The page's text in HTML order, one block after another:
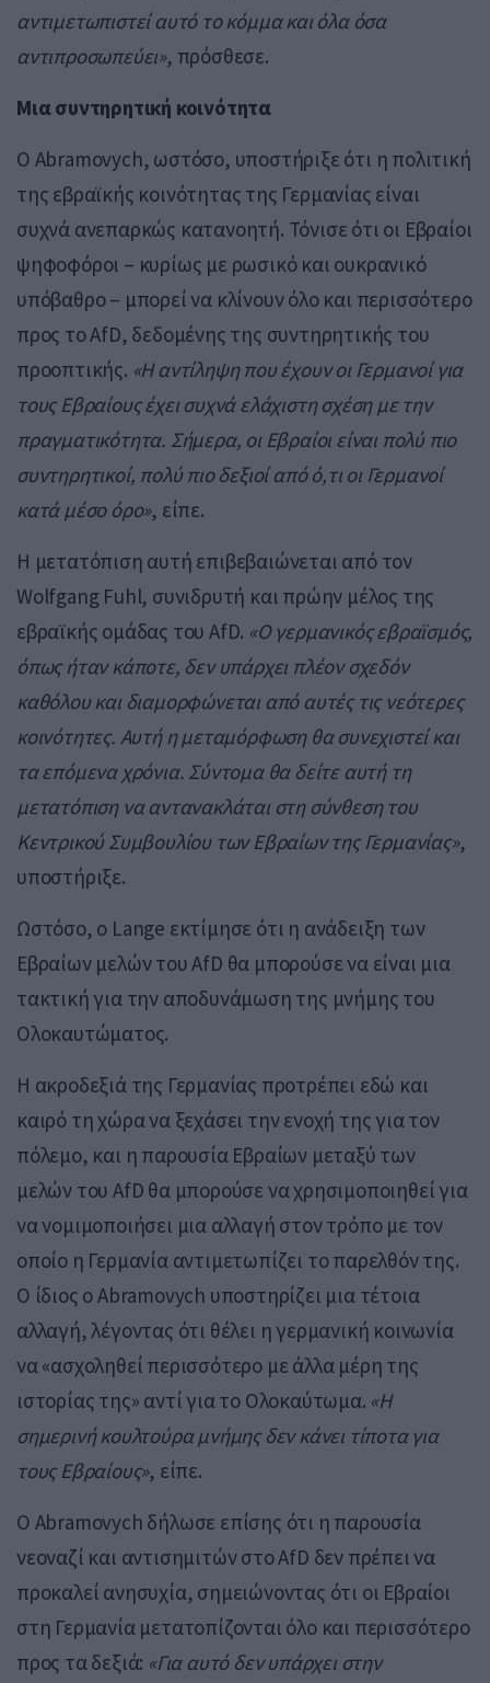
αντιμετωπιστεί αυτό το κόμμα και όλα όσα
αντιπροσωπεύει», πρόσθεσε.
Μια συντηρητική κοινότητα
Ο Abramovych, ωστόσο, υποστήριξε ότι η πολιτική
της εβραϊκής κοινότητας της Γερμανίας είναι
συχνά ανεπαρκώς κατανοητή. Τόνισε ότι οι Εβραίοι
ψηφοφόροι – κυρίως με ρωσικό και ουκρανικό
υπόβαθρο – μπορεί να κλίνουν όλο και περισσότερο
προς το AfD, δεδομένης της συντηρητικής του
προοπτικής. «Η αντίληψη που έχουν οι Γερμανοί για
τους Εβραίους έχει συχνά ελάχιστη σχέση με την
πραγματικότητα. Σήμερα, οι Εβραίοι είναι πολύ πιο
συντηρητικοί, πολύ πιο δεξιοί από ό,τι οι Γερμανοί
κατά μέσο όρο», είπε.
Η μετατόπιση αυτή επιβεβαιώνεται από τον
Wolfgang Fuhl, συνιδρυτή και πρώην μέλος της
εβραϊκής ομάδας του AfD. «Ο γερμανικός εβραϊσμός,
όπως ήταν κάποτε, δεν υπάρχει πλέον σχεδόν
καθόλου και διαμορφώνεται από αυτές τις νεότερες
κοινότητες. Αυτή η μεταμόρφωση θα συνεχιστεί και
τα επόμενα χρόνια. Σύντομα θα δείτε αυτή τη
μετατόπιση να αντανακλάται στη σύνθεση του
Κεντρικού Συμβουλίου των Εβραίων της Γερμανίας»,
υποστήριξε.
Ωστόσο, ο Lange εκτίμησε ότι η ανάδειξη των
Εβραίων μελών του AfD θα μπορούσε να είναι μια
τακτική για την αποδυνάμωση της μνήμης του
Ολοκαυτώματος.
Η ακροδεξιά της Γερμανίας προτρέπει εδώ και
καιρό τη χώρα να ξεχάσει την ενοχή της για τον
πόλεμο, και η παρουσία Εβραίων μεταξύ των
μελών του AfD θα μπορούσε να χρησιμοποιηθεί για
να νομιμοποιήσει μια αλλαγή στον τρόπο με τον
οποίο η Γερμανία αντιμετωπίζει το παρελθόν της.
Ο ίδιος ο Abramovych υποστηρίζει μια τέτοια
αλλαγή, λέγοντας ότι θέλει η γερμανική κοινωνία
να «ασχοληθεί περισσότερο με άλλα μέρη της
ιστορίας της» αντί για το Ολοκαύτωμα. «Η
σημερινή κουλτούρα μνήμης δεν κάνει τίποτα για
τους Εβραίους», είπε.
Ο Abramovych δήλωσε επίσης ότι η παρουσία
νεοναζί και αντισημιτών στο AfD δεν πρέπει να
προκαλεί ανησυχία, σημειώνοντας ότι οι Εβραίοι
στη Γερμανία μετατοπίζονται όλο και περισσότερο
προς τα δεξιά: «Για αυτό δεν υπάρχει στην